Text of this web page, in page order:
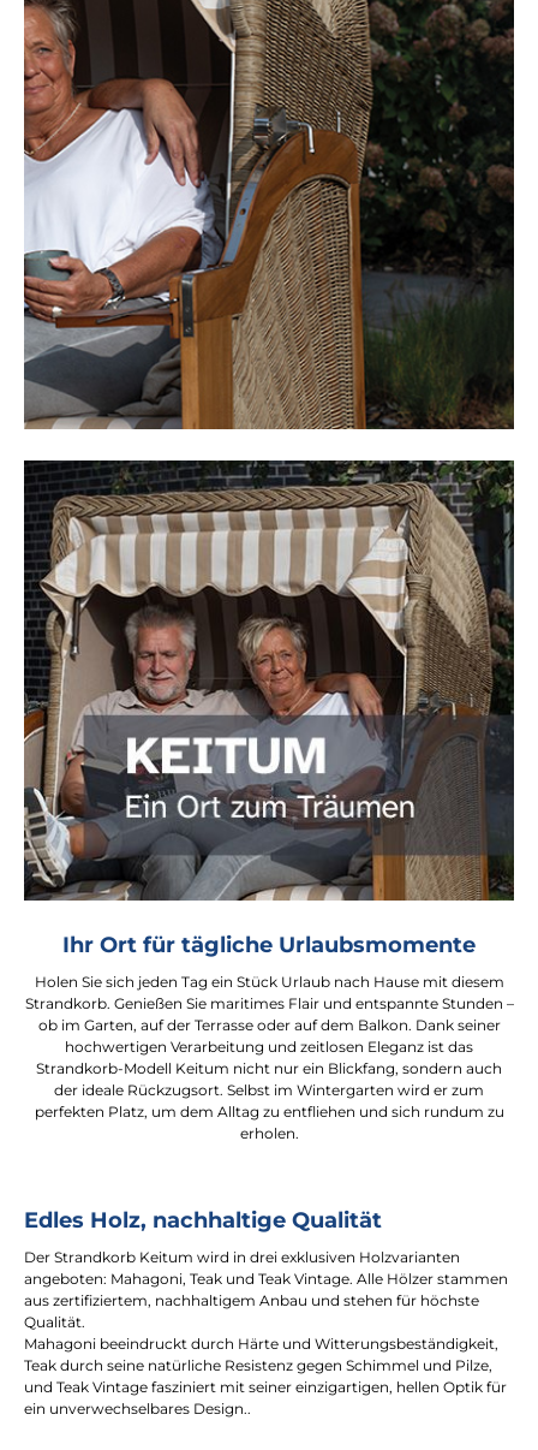
Ihr Ort für tägliche Urlaubsmomente
Holen Sie sich jeden Tag ein Stück Urlaub nach Hause mit diesem
Strandkorb. Genießen Sie maritimes Flair und entspannte Stunden –
ob im Garten, auf der Terrasse oder auf dem Balkon. Dank seiner
hochwertigen Verarbeitung und zeitlosen Eleganz ist das
Strandkorb-Modell Keitum nicht nur ein Blickfang, sondern auch
der ideale Rückzugsort. Selbst im Wintergarten wird er zum
perfekten Platz, um dem Alltag zu entfliehen und sich rundum zu
erholen.
Edles Holz, nachhaltige Qualität
Der Strandkorb Keitum wird in drei exklusiven Holzvarianten
angeboten: Mahagoni, Teak und Teak Vintage. Alle Hölzer stammen
aus zertifiziertem, nachhaltigem Anbau und stehen für höchste
Qualität.
Mahagoni beeindruckt durch Härte und Witterungsbeständigkeit,
Teak durch seine natürliche Resistenz gegen Schimmel und Pilze,
und Teak Vintage fasziniert mit seiner einzigartigen, hellen Optik für
ein unverwechselbares Design..